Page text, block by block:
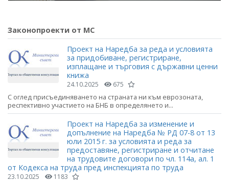
Законопроекти от МС
Проект на Наредба за реда и условията
за придобиване, регистриране,
изплащане и търговия с държавни ценни
книжа
24.10.2025 675
С оглед присъединяването на страната ни към еврозоната,
респективно участието на БНБ в определянето и...
Проект на Наредба за изменение и
допълнение на Наредба № РД 07-8 от 13
юли 2015 г. за условията и реда за
предоставяне, регистриране и отчитане
на трудовите договори по чл. 114а, ал. 1
от Кодекса на труда пред инспекцията по труда
23.10.2025 1183